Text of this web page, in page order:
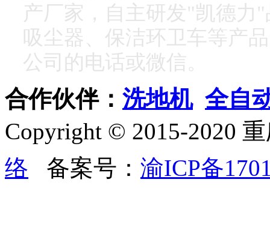
产厂家，自主研发"凯德力
吸尘器、保洁环卫车等产
公司的电话或微信。
合作伙伴： 洗地机 全自
Copyright © 2015-2020
络 备案号： 渝ICP备